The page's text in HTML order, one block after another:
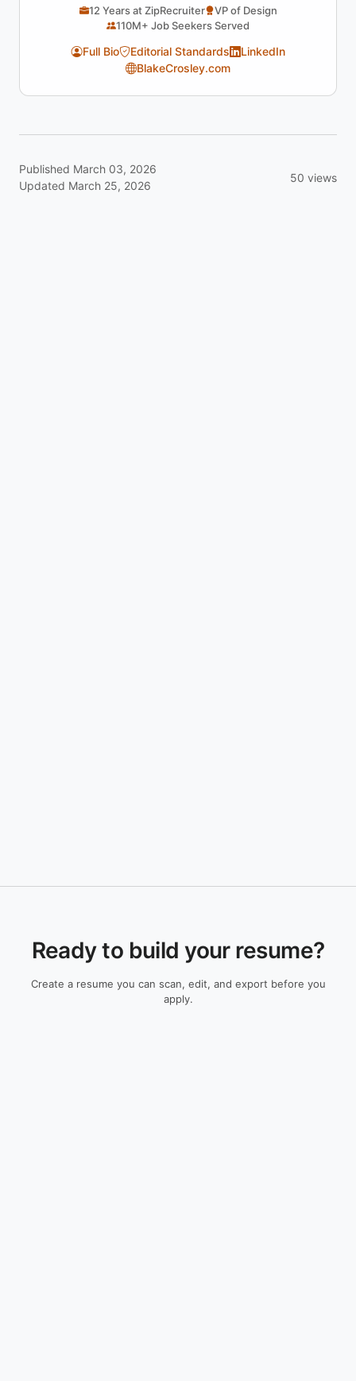
12 Years at ZipRecruiter
VP of Design
110M+ Job Seekers Served
Full Bio Editorial Standards
LinkedIn
BlakeCrosley.com
Published March 03, 2026
Updated March 25, 2026
50 views
Ready to build your resume?
Create a resume you can scan, edit, and export before you
apply.